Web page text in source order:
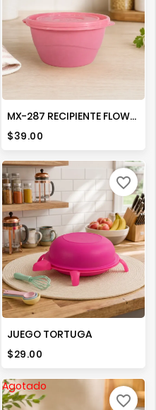
MX-287 RECIPIENTE FLOWER NO. 3 COLORS
Precio
$39.00
JUEGO TORTUGA
Precio
$29.00
favorite_border
Agotado
favorite_border